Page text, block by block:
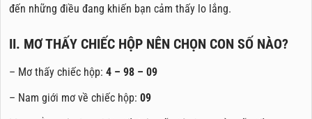
đến những điều đang khiến bạn cảm thấy lo lắng.
II. MƠ THẤY CHIẾC HỘP NÊN CHỌN CON SỐ NÀO?
– Mơ thấy chiếc hộp: 4 – 98 – 09
– Nam giới mơ về chiếc hộp: 09